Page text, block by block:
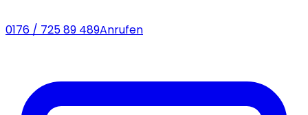
0176 / 725 89 489Anrufen